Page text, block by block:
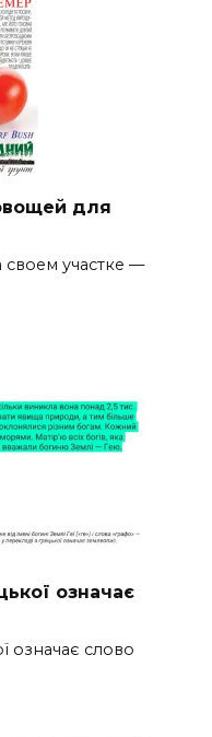
для
участке —
означає
означає слово